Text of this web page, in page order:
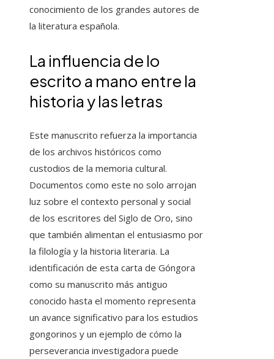
conocimiento de los grandes autores de
la literatura española.
La influencia de lo
escrito a mano entre la
historia y las letras
Este manuscrito refuerza la importancia
de los archivos históricos como
custodios de la memoria cultural.
Documentos como este no solo arrojan
luz sobre el contexto personal y social
de los escritores del Siglo de Oro, sino
que también alimentan el entusiasmo por
la filología y la historia literaria. La
identificación de esta carta de Góngora
como su manuscrito más antiguo
conocido hasta el momento representa
un avance significativo para los estudios
gongorinos y un ejemplo de cómo la
perseverancia investigadora puede